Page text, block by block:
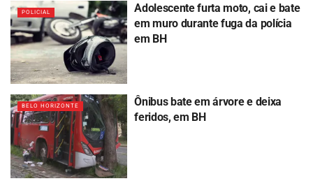
POLICIAL
Adolescente furta moto, cai e bate
em muro durante fuga da polícia
em BH
BELO HORIZONTE
Ônibus bate em árvore e deixa
feridos, em BH